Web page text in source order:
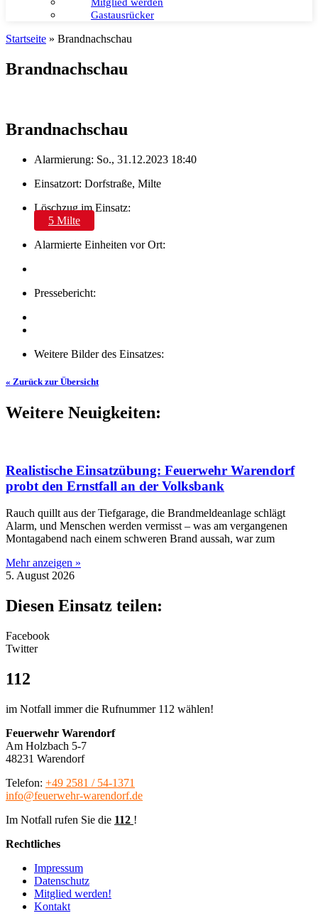
Gastausrücker
Startseite » Brandnachschau
Brandnachschau
Brandnachschau
Alarmierung: So., 31.12.2023 18:40
Einsatzort: Dorfstraße, Milte
Löschzug im Einsatz:
5 Milte
Alarmierte Einheiten vor Ort:
Pressebericht:
Weitere Bilder des Einsatzes:
« Zurück zur Übersicht
Weitere Neuigkeiten:
Realistische Einsatzübung: Feuerwehr Warendorf
probt den Ernstfall an der Volksbank
Rauch quillt aus der Tiefgarage, die Brandmeldeanlage schlägt
Alarm, und Menschen werden vermisst – was am vergangenen
Montagabend nach einem schweren Brand aussah, war zum
Mehr anzeigen »
5. August 2026
Diesen Einsatz teilen:
Facebook
Twitter
112
im Notfall immer die Rufnummer 112 wählen!
Feuerwehr Warendorf
Am Holzbach 5-7
48231 Warendorf
Telefon: +49 2581 / 54-1371
info@feuerwehr-warendorf.de
Im Notfall rufen Sie die 112 !
Rechtliches
Impressum
Datenschutz
Mitglied werden!
Kontakt